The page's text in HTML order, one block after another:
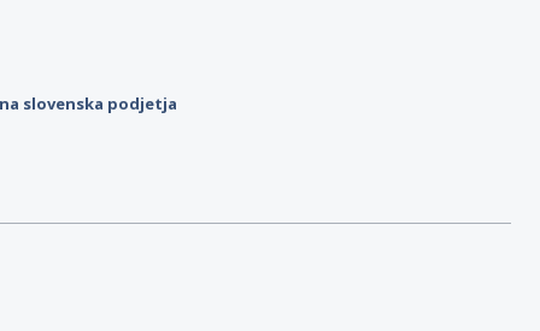
slovenska podjetja